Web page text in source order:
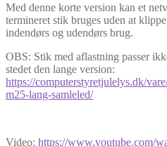
Med denne korte version kan et
termineret stik bruges uden at
indendørs og udendørs brug.
OBS: Stik med aflastning passer
stedet den lange version:
https://computerstyretjulelys.dk/
m25-lang-samleled/
Video: https://www.youtube.com/